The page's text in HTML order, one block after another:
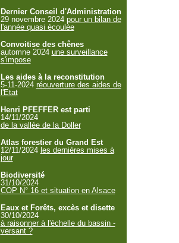
Dernier Conseil d'Administration
29 novembre 2024 pour un bilan de
l'année quasi écoulée
Convoitise des chênes
automne 2024 une surveillance
s'impose
Les aides à la reconstitution
5-11-2024 réouverture des aides de
l'Etat
Henri PFEFFER est parti
14/11/2024
de la vallée de la Doller
Atlas forestier du Grand Est
12/11/2024 les dernières mises à
jour
Biodiversité
31/10/2024
COP N° 16 et situation en Alsace
Eaux et Forêts, excès et disette
30/10/2024
à raisonner à l'échelle du bassin -
versant ?